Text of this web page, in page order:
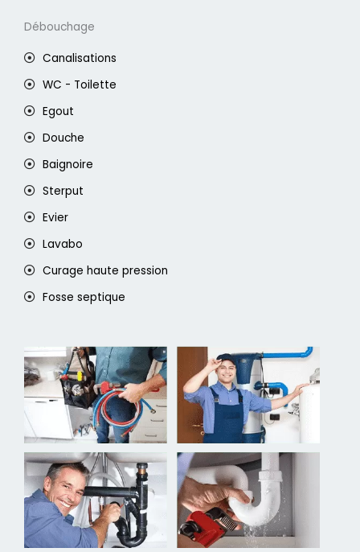
Débouchage
Canalisations
WC - Toilette
Egout
Douche
Baignoire
Sterput
Evier
Lavabo
Curage haute pression
Fosse septique